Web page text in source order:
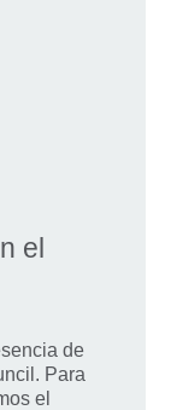
el
de
Para
el